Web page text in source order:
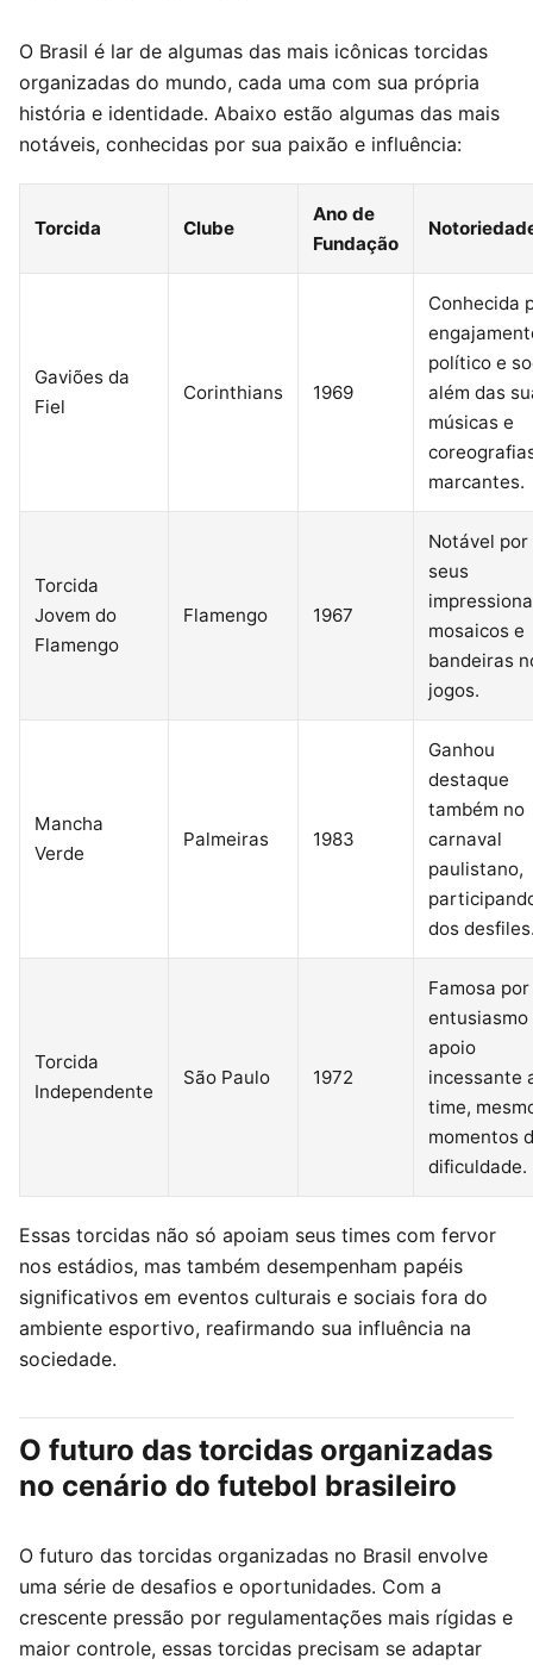
O Brasil é lar de algumas das mais icônicas torcidas
organizadas do mundo, cada uma com sua própria
história e identidade. Abaixo estão algumas das mais
notáveis, conhecidas por sua paixão e influência:
Torcida Clube
Ano de
Fundação
Gaviões da
Fiel
Corinthians 1969
Conhecida
político e
além das
músicas e
marcantes.
Torcida
Jovem do
Flamengo
Flamengo 1967
Notável por
seus
mosaicos e
bandeiras
jogos.
Mancha
Verde
Palmeiras 1983
Ganhou
destaque
também no
carnaval
paulistano,
dos
Torcida
Independente
São Paulo 1972
Famosa
entusiasmo
apoio
incessante
time,
momentos
dificuldade.
Essas torcidas não só apoiam seus times com fervor
nos estádios, mas também desempenham papéis
significativos em eventos culturais e sociais fora do
ambiente esportivo, reafirmando sua influência na
sociedade.
O futuro das torcidas organizadas
no cenário do futebol brasileiro
O futuro das torcidas organizadas no Brasil envolve
uma série de desafios e oportunidades. Com a
crescente pressão por regulamentações mais rígidas e
maior controle, essas torcidas precisam se adaptar